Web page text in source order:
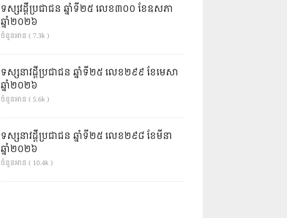
ទស្សវដ្តីប្រជាជន ឆ្នាំទី២៥ លេខ៣០០ ខែឧសភា
ឆ្នាំ២០២៦
ចំនួនអាន ( 7.3k )
ទស្សនាវដ្ដីប្រជាជន ឆ្នាំទី២៥ លេខ២៩៩ ខែមេសា
ឆ្នាំ២០២៦
ចំនួនអាន ( 5.6k )
ទស្សនាវដ្ដីប្រជាជន ឆ្នាំទី២៥ លេខ២៩៨ ខែមីនា
ឆ្នាំ២០២៦
ចំនួនអាន ( 10.4k )